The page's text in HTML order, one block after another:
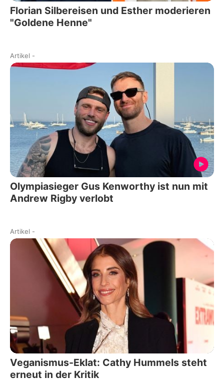
Florian Silbereisen und Esther moderieren
"Goldene Henne"
Artikel -
Olympiasieger Gus Kenworthy ist nun mit
Andrew Rigby verlobt
Artikel -
Veganismus-Eklat: Cathy Hummels steht
erneut in der Kritik